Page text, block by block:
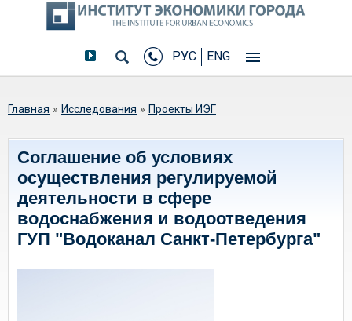
РУС ENG
Вы здесь
Главная » Исследования » Проекты ИЭГ
Соглашение об условиях
осуществления регулируемой
деятельности в сфере
водоснабжения и водоотведения
ГУП "Водоканал Санкт-Петербурга"